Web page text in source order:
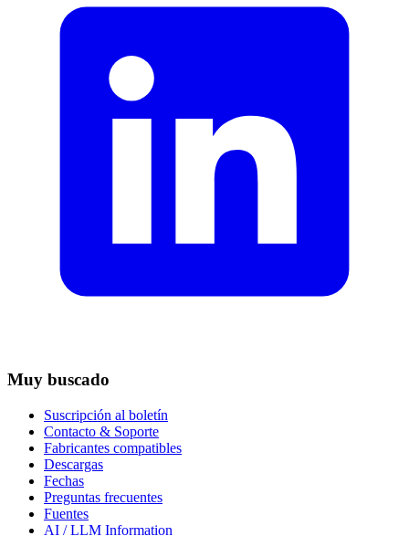
Muy buscado
Suscripción al boletín
Contacto & Soporte
Fabricantes compatibles
Descargas
Fechas
Preguntas frecuentes
Fuentes
AI / LLM Information